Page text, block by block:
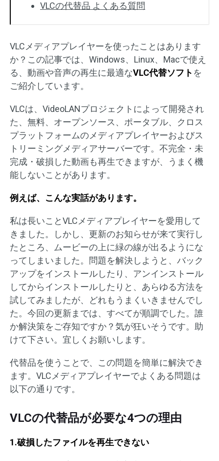
VLCの代替品 よくある質問
VLCメディアプレイヤーを使ったことはあります
か？この記事では、Windows、Linux、Macで使え
る、動画や音声の再生に最適なVLC代替ソフト を
ご紹介しています。
VLCは、VideoLANプロジェクトによって開発され
た、無料、オープンソース、ポータブル、クロス
プラットフォームのメディアプレイヤーおよびス
トリーミングメディアサーバーです。不完全・未
完成・破損した動画も再生できますが、うまく機
能しないことがあります。
例えば、こんな実話があります。
私は長いことVLCメディアプレイヤーを愛用して
きました。しかし、更新のお知らせが来て実行し
たところ、ムービーの上に緑の線が出るようにな
ってしまいました。問題を解決しようと、バック
アップをインストールしたり、アンインストール
してからインストールしたりと、あらゆる方法を
試してみましたが、どれもうまくいきませんでし
た。今回の更新までは、すべてが順調でした。誰
か解決策をご存知ですか？気が狂いそうです。助
けて下さい。宜しくお願いします。
代替品を使うことで、この問題を簡単に解決でき
ます。VLCメディアプレイヤーでよくある問題は
以下の通りです。
VLCの代替品が必要な4つの理由
1.破損したファイルを再生できない